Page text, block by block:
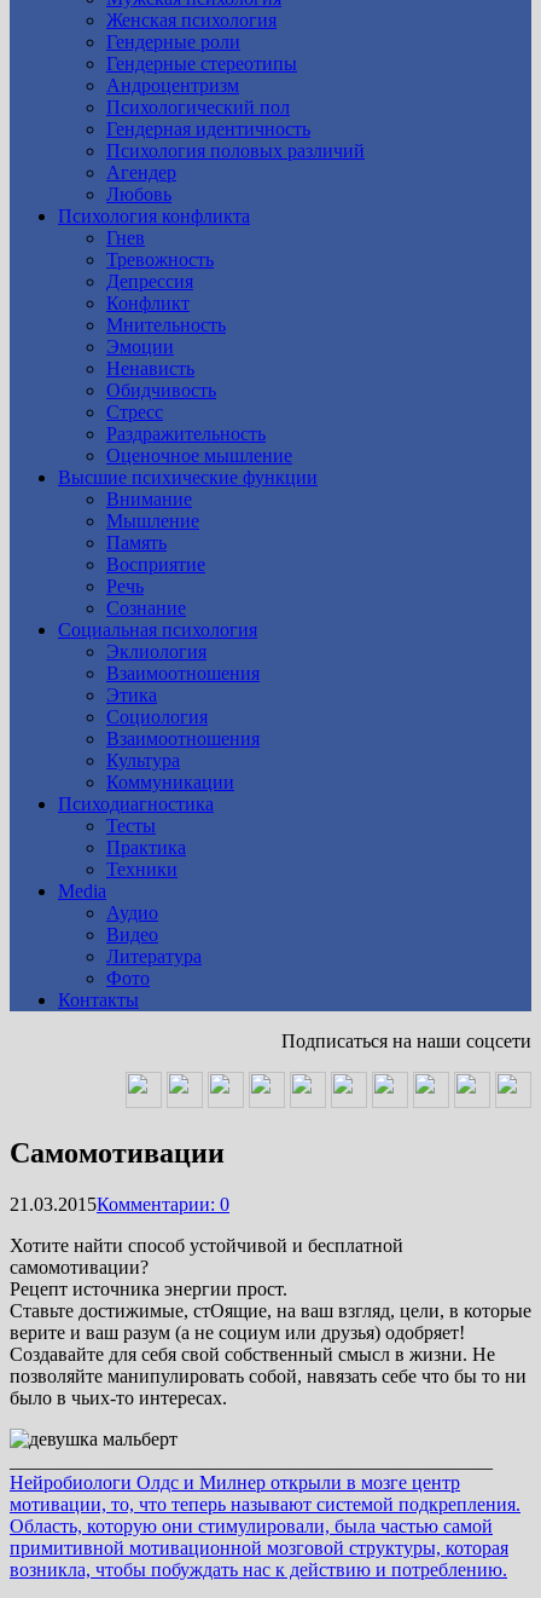
Женская психология
Гендерные роли
Гендерные стереотипы
Андроцентризм
Психологический пол
Гендерная идентичность
Психология половых различий
Агендер
Любовь
Психология конфликта
Гнев
Тревожность
Депрессия
Конфликт
Мнительность
Эмоции
Ненависть
Обидчивость
Стресс
Раздражительность
Оценочное мышление
Высшие психические функции
Внимание
Мышление
Память
Восприятие
Речь
Сознание
Социальная психология
Эклиология
Взаимоотношения
Этика
Социология
Взаимоотношения
Культура
Коммуникации
Психодиагностика
Тесты
Практика
Техники
Media
Аудио
Видео
Литература
Фото
Контакты
Подписаться на наши соцсети
Самомотивации
21.03.2015Комментарии: 0
Хотите найти способ устойчивой и бесплатной
самомотивации?
Рецепт источника энергии прост.
Ставьте достижимые, стОящие, на ваш взгляд, цели, в которые
верите и ваш разум (а не социум или друзья) одобряет!
Создавайте для себя свой собственный смысл в жизни. Не
позволяйте манипулировать собой, навязать себе что бы то ни
было в чьих-то интересах.
Нейробиологи Олдс и Милнер открыли в мозге центр
мотивации, то, что теперь называют системой подкрепления.
Область, которую они стимулировали, была частью самой
примитивной мотивационной мозговой структуры, которая
возникла, чтобы побуждать нас к действию и потреблению.